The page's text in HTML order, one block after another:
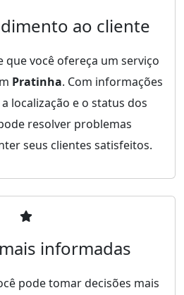
ao cliente
você ofereça um serviço
Pratinha. Com informações
localização e o status dos
resolver problemas
seus clientes satisfeitos.
informadas
pode tomar decisões mais